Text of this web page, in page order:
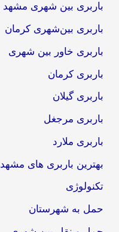
باربری بین شهری مشهد
باربری بین‌شهری کرمان
باربری خاور بین شهری
باربری کرمان
باربری گیلان
باربری مرجغل
باربری ملارد
بهترین باربری های مشهد
تکنولوژی
حمل به شهرستان